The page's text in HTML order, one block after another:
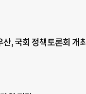
, 국회 정책토론회 개최